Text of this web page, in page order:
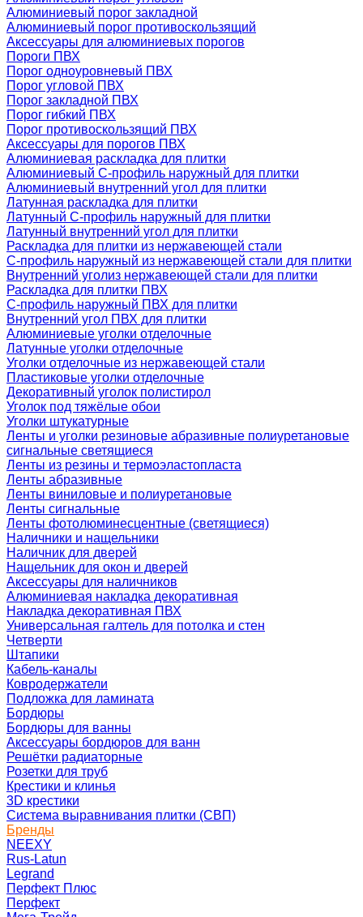
Алюминиевый порог закладной
Алюминиевый порог противоскользящий
Аксессуары для алюминиевых порогов
Пороги ПВХ
Порог одноуровневый ПВХ
Порог угловой ПВХ
Порог закладной ПВХ
Порог гибкий ПВХ
Порог противоскользящий ПВХ
Аксессуары для порогов ПВХ
Алюминиевая раскладка для плитки
Алюминиевый С-профиль наружный для плитки
Алюминиевый внутренний угол для плитки
Латунная раскладка для плитки
Латунный С-профиль наружный для плитки
Латунный внутренний угол для плитки
Раскладка для плитки из нержавеющей стали
С-профиль наружный из нержавеющей стали для плитки
Внутренний уголиз нержавеющей стали для плитки
Раскладка для плитки ПВХ
С-профиль наружный ПВХ для плитки
Внутренний угол ПВХ для плитки
Алюминиевые уголки отделочные
Латунные уголки отделочные
Уголки отделочные из нержавеющей стали
Пластиковые уголки отделочные
Декоративный уголок полистирол
Уголок под тяжёлые обои
Уголки штукатурные
Ленты и уголки резиновые абразивные полиуретановые
сигнальные светящиеся
Ленты из резины и термоэластопласта
Ленты абразивные
Ленты виниловые и полиуретановые
Ленты сигнальные
Ленты фотолюминесцентные (светящиеся)
Наличники и нащельники
Наличник для дверей
Нащельник для окон и дверей
Аксессуары для наличников
Алюминиевая накладка декоративная
Накладка декоративная ПВХ
Универсальная галтель для потолка и стен
Четверти
Штапики
Кабель-каналы
Ковродержатели
Подложка для ламината
Бордюры
Бордюры для ванны
Аксессуары бордюров для ванн
Решётки радиаторные
Розетки для труб
Крестики и клинья
3D крестики
Система выравнивания плитки (СВП)
Бренды
NEEXY
Rus-Latun
Legrand
Перфект Плюс
Перфект